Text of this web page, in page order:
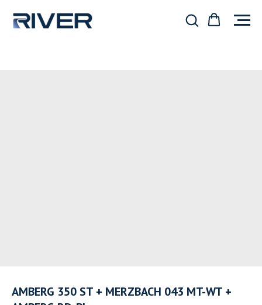
AMBERG 350 ST + MERZBACH 043 MT-WT +